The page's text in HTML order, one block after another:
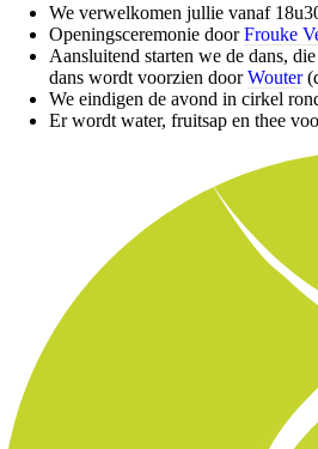
We verwelkomen jullie vanaf
Openingsceremonie doorFrouke
Aansluitend starten we de dans,
dans wordt voorzien doorWouter
We eindigen de avond in cirkel
Er wordt water, fruitsap en thee